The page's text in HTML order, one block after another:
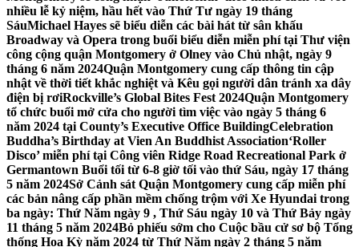
nhiều lễ kỷ niệm, hầu hết vào Thứ Tư ngày 19 tháng
SáuMichael Hayes sẽ biểu diễn các bài hát từ sân khấu
Broadway và Opera trong buổi biểu diễn miễn phí tại Thư viện
công cộng quận Montgomery ở Olney vào Chủ nhật, ngày 9
tháng 6 năm 2024Quận Montgomery cung cấp thông tin cập
nhật về thời tiết khắc nghiệt và Kêu gọi người dân tránh xa dây
điện bị rơiRockville’s Global Bites Fest 2024Quận Montgomery
tổ chức buổi mở cửa cho người tìm việc vào ngày 5 tháng 6
năm 2024 tại County’s Executive Office BuildingCelebration
Buddha’s Birthday at Vien An Buddhist Association‘Roller
Disco’ miễn phí tại Công viên Ridge Road Recreational Park ở
Germantown Buổi tối từ 6-8 giờ tối vào thứ Sáu, ngày 17 tháng
5 năm 2024Sở Cảnh sát Quận Montgomery cung cấp miễn phí
các bản nâng cấp phần mềm chống trộm với Xe Hyundai trong
ba ngày: Thứ Năm ngày 9 , Thứ Sáu ngày 10 và Thứ Bảy ngày
11 tháng 5 năm 2024Bỏ phiếu sớm cho Cuộc bầu cử sơ bộ Tổng
thống Hoa Kỳ năm 2024 từ Thứ Năm ngày 2 tháng 5 năm